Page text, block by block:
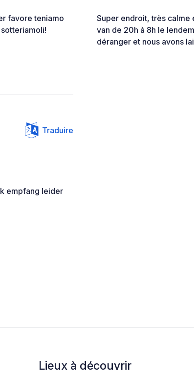
favore teniamo
Super endroit, très calme
van de 20h à 8h le
déranger et nous avons
Traduire
empfang leider
Lieux à découvrir